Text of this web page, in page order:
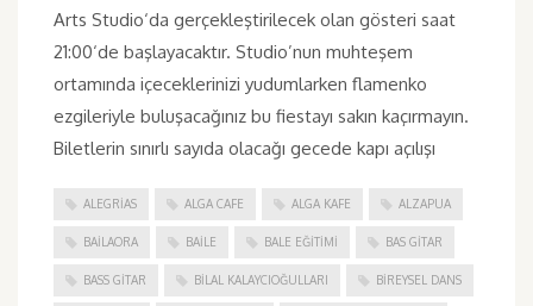
Arts Studio‘da gerçekleştirilecek olan gösteri saat
21:00‘de başlayacaktır. Studio’nun muhteşem
ortamında içeceklerinizi yudumlarken flamenko
ezgileriyle buluşacağınız bu fiestayı sakın kaçırmayın.
Biletlerin sınırlı sayıda olacağı gecede kapı açılışı
ALEGRIAS ALGA CAFE ALGA KAFE ALZAPUA
BAILAORA BAILE BALE EĞITIMI BAS GITAR
BASS GITAR BILAL KALAYCIOĞULLARI BIREYSEL DANS